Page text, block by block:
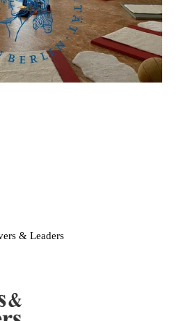
& Leaders